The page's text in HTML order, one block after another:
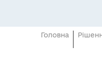
Головна